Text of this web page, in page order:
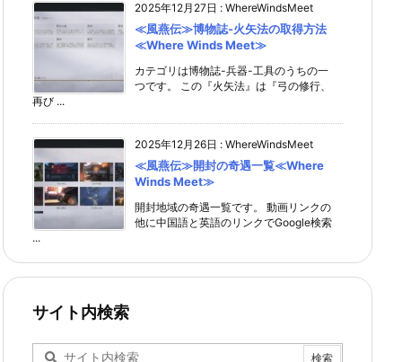
2025年12月27日 : WhereWindsMeet
≪風燕伝≫博物誌-火矢法の取得方法
≪Where Winds Meet≫
カテゴリは博物誌-兵器-工具のうちの一
つです。 この『火矢法』は『弓の修行、
再び ...
2025年12月26日 : WhereWindsMeet
≪風燕伝≫開封の奇遇一覧≪Where
Winds Meet≫
開封地域の奇遇一覧です。 動画リンクの
他に中国語と英語のリンクでGoogle検索
...
サイト内検索